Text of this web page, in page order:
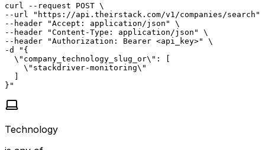
curl --request POST \
--url "https://api.theirstack.com/v1/companies/search"
--header "Accept: application/json" \
--header "Content-Type: application/json" \
--header "Authorization: Bearer <api_key>" \
-d "{
  \"company_technology_slug_or\": [
    \"stackdriver-monitoring\"
  ]
}"
Technology